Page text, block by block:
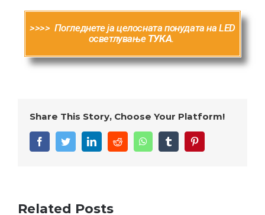
>>>> Погледнете ja целосната понудата на LED
осветлување ТУКА.
Share This Story, Choose Your Platform!
Related Posts